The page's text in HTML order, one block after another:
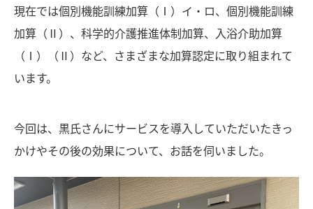
現在では個別機能訓練加算（Ⅰ）イ・ロ、個別機能訓練
加算（Ⅱ）、科学的介護推進体制加算、入浴介助加算
（Ⅰ）（Ⅱ）など、さまざまな加算認定に取り組まれて
います。
今回は、黒氏さんにサービスを導入していただいたきっ
かけやその後の効果について、お話を伺いました。